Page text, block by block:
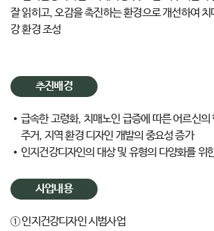
추진배경
급속한 고령화, 치매노인 급증에 따른 어르신의
주거, 지역 환경 디자인 개발의 중요성 증가
인지건강디자인의 대상 및 유형의 다양화를 위
사업내용
① 인지건강디자인 시범사업